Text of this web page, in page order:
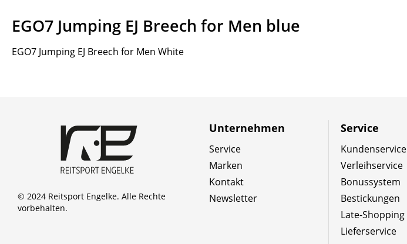
EGO7 Jumping EJ Breech for Men blue
EGO7 Jumping EJ Breech for Men White
© 2024 Reitsport Engelke. Alle Rechte
vorbehalten.
Unternehmen
Service
Marken
Kontakt
Newsletter
Service
Kundenservice
Verleihservice
Bonussystem
Bestickungen
Late-Shopping
Lieferservice